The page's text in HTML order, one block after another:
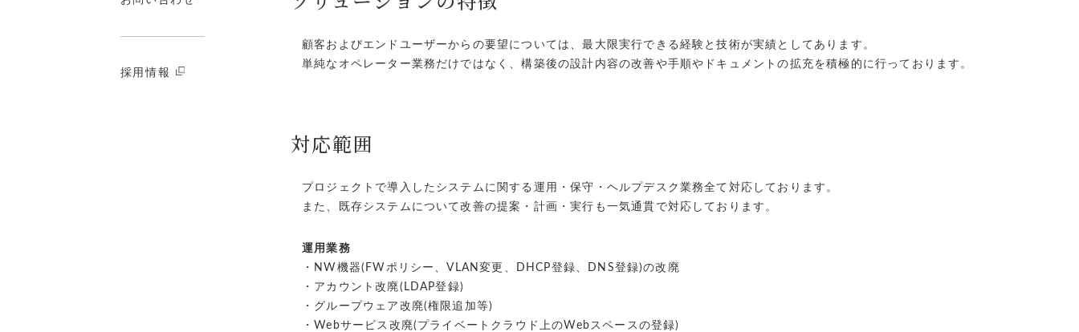
採用情報
顧客およびエンドユーザーからの要望については、最大限実行できる経験と技術が実績としてあります。
単純なオペレーター業務だけではなく、構築後の設計内容の改善や手順やドキュメントの拡充を積極的に行っております。
対応範囲
プロジェクトで導入したシステムに関する運用・保守・ヘルプデスク業務全て対応しております。
また、既存システムについて改善の提案・計画・実行も一気通貫で対応しております。
運用業務
・NW機器(FWポリシー、VLAN変更、DHCP登録、DNS登録)の改廃
・アカウント改廃(LDAP登録)
・グループウェア改廃(権限追加等)
・Webサービス改廃(プライベートクラウド上のWebスペースの登録)